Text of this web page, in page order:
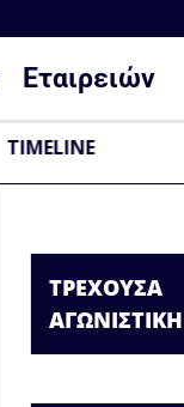
Εταιρειών
TIMELINE
ΤΡΕΧΟΥΣΑ
ΑΓΩΝΙΣΤΙΚΗ